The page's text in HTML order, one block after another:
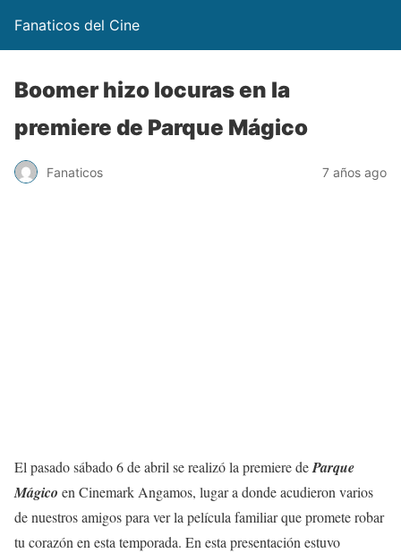
Fanaticos del Cine
Boomer hizo locuras en la
premiere de Parque Mágico
Fanaticos 7 años ago
El pasado sábado 6 de abril se realizó la premiere deParque
Mágico en Cinemark Angamos, lugar a donde acudieron varios
de nuestros amigos para ver la película familiar que promete robar
tu corazón en esta temporada. En esta presentación estuvo